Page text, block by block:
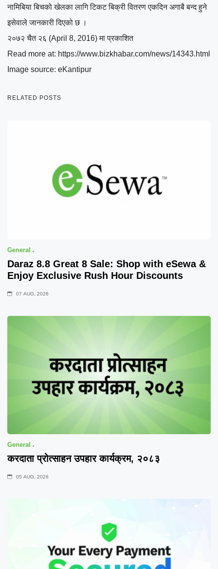
नामिबिया बिचको खेलका लागि टिकट बिक्री वितरण एकदिन अगाबै बन्द हुने
इसेवाले जानकारी दिएको छ ।
२०७२ चैत २६ (April 8, 2016) मा प्रकाशित
Read more at: https://www.bizkhabar.com/news/14343.html
Image source: eKantipur
RELATED POSTS
General
Daraz 8.8 Great 8 Sale: Shop with eSewa &
Enjoy Exclusive Rush Hour Discounts
07 AUG, 2026
General
करदाता प्रोत्साहन उपहार कार्यक्रम, २०८३
05 AUG, 2026